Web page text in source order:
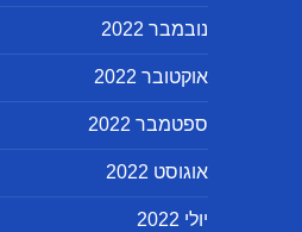
נובמבר 2022
אוקטובר 2022
ספטמבר 2022
אוגוסט 2022
יולי 2022